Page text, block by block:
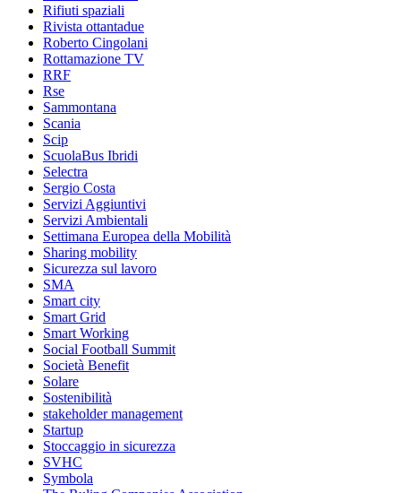
Rifiuti spaziali
Rivista ottantadue
Roberto Cingolani
Rottamazione TV
RRF
Rse
Sammontana
Scania
Scip
ScuolaBus Ibridi
Selectra
Sergio Costa
Servizi Aggiuntivi
Servizi Ambientali
Settimana Europea della Mobilità
Sharing mobility
Sicurezza sul lavoro
SMA
Smart city
Smart Grid
Smart Working
Social Football Summit
Società Benefit
Solare
Sostenibilità
stakeholder management
Startup
Stoccaggio in sicurezza
SVHC
Symbola